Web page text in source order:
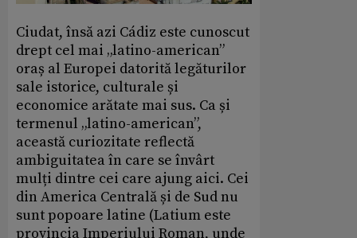
Ciudat, însă azi Cádiz este cunoscut
drept cel mai „latino-american”
oraș al Europei datorită legăturilor
sale istorice, culturale și
economice arătate mai sus. Ca și
termenul „latino-american”,
această curiozitate reflectă
ambiguitatea în care se învârt
mulți dintre cei care ajung aici. Cei
din America Centrală și de Sud nu
sunt popoare latine (Latium este
provincia Imperiului Roman, unde